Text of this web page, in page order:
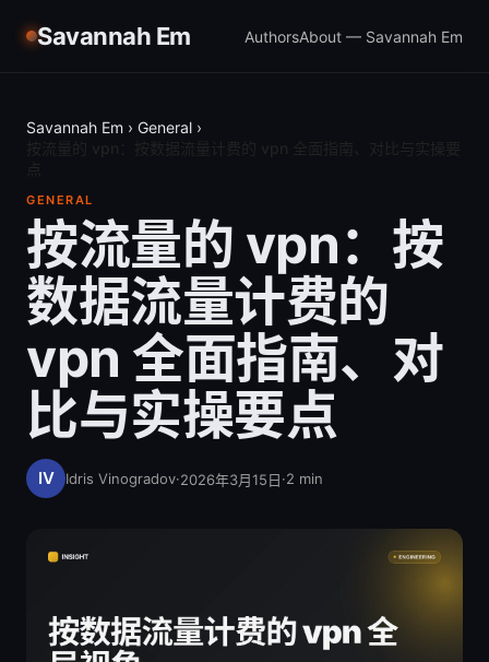
Savannah Em AuthorsAbout — Savannah Em
Savannah Em › General ›
GENERAL
按流量的 vpn：按
数据流量计费的
vpn 全面指南、对
比与实操要点
Idris Vinogradov·2026年3月15日·2 min